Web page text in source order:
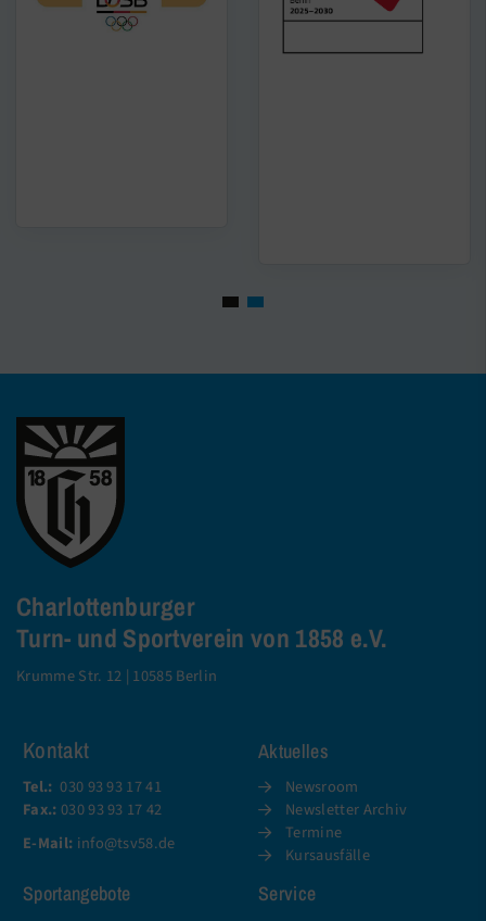
Charlottenburger
Turn- und Sportverein von 1858 e.V.
Krumme Str. 12 | 10585 Berlin
Kontakt
Tel.: 030 93 93 17 41
Fax.:030 93 93 17 42
E-Mail: info@tsv58.de
Aktuelles
Newsroom
Newsletter Archiv
Termine
Kursausfälle
Sportangebote Service